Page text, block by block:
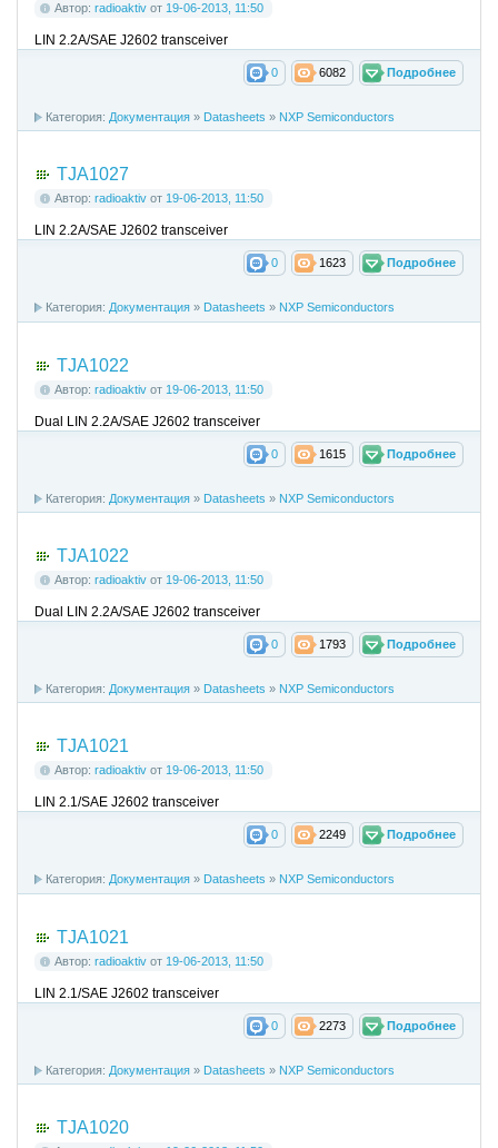
Автор: radioaktiv от 19-06-2013, 11:50
LIN 2.2A/SAE J2602 transceiver
Подробнее
6082
0
Категория: Документация » Datasheets » NXP Semiconductors
TJA1027
Автор: radioaktiv от 19-06-2013, 11:50
LIN 2.2A/SAE J2602 transceiver
Подробнее
1623
0
Категория: Документация » Datasheets » NXP Semiconductors
TJA1022
Автор: radioaktiv от 19-06-2013, 11:50
Dual LIN 2.2A/SAE J2602 transceiver
Подробнее
1615
0
Категория: Документация » Datasheets » NXP Semiconductors
TJA1022
Автор: radioaktiv от 19-06-2013, 11:50
Dual LIN 2.2A/SAE J2602 transceiver
Подробнее
1793
0
Категория: Документация » Datasheets » NXP Semiconductors
TJA1021
Автор: radioaktiv от 19-06-2013, 11:50
LIN 2.1/SAE J2602 transceiver
Подробнее
2249
0
Категория: Документация » Datasheets » NXP Semiconductors
TJA1021
Автор: radioaktiv от 19-06-2013, 11:50
LIN 2.1/SAE J2602 transceiver
Подробнее
2273
0
Категория: Документация » Datasheets » NXP Semiconductors
TJA1020